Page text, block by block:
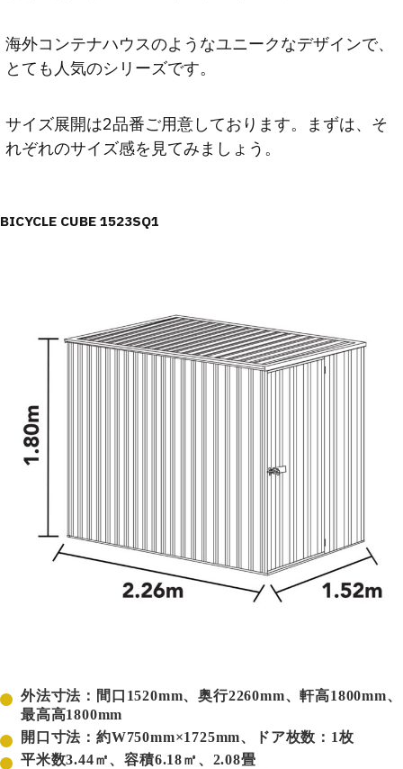
海外コンテナハウスのようなユニークなデザインで、
とても人気のシリーズです。
サイズ展開は2品番ご用意しております。まずは、そ
れぞれのサイズ感を見てみましょう。
BICYCLE CUBE 1523SQ1
外法寸法：間口1520mm、奥行2260mm、軒高1800mm、
最高高1800mm
開口寸法：約W750mm×1725mm、ドア枚数：1枚
平米数3.44㎡、容積6.18㎥、2.08畳